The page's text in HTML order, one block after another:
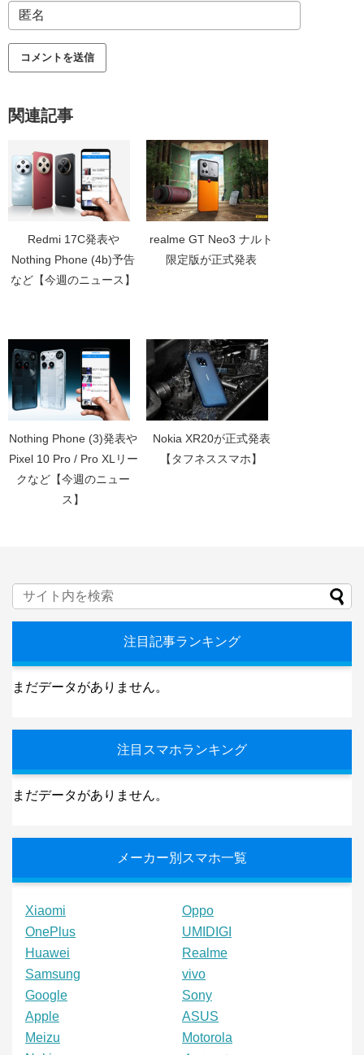
関連記事
Redmi 17C発表や
Nothing Phone (4b)予告
など【今週のニュース】
realme GT Neo3 ナルト
限定版が正式発表
Nothing Phone (3)発表や
Pixel 10 Pro / Pro XLリー
クなど【今週のニュー
ス】
Nokia XR20が正式発表
【タフネススマホ】
注目記事ランキング
まだデータがありません。
注目スマホランキング
まだデータがありません。
メーカー別スマホ一覧
Xiaomi
Oppo
OnePlus
UMIDIGI
Huawei
Realme
Samsung
vivo
Google
Sony
Apple
ASUS
Meizu
Motorola